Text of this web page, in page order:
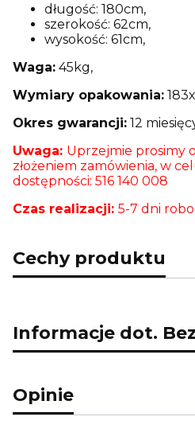
długość: 180cm,
szerokość: 62cm,
wysokość: 61cm,
Waga: 45kg,
Wymiary opakowania:
Okres gwarancji: 12
Uwaga: Uprzejmie prosimy
złożeniem zamówienia, w
dostępności: 516 140 008
Czas realizacji: 5-7 dni
Cechy produktu
Informacje dot.
Opinie